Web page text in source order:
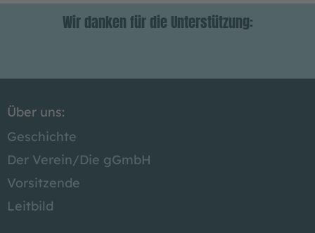
Wir danken für die Unterstützung:
Über uns:
Geschichte
Der Verein/Die gGmbH
Vorsitzende
Leitbild